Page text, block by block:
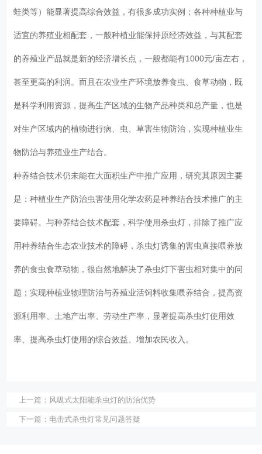
蛙类等）能显著提高综合效益，有很多成功实例；各种种植业与
适宜的养殖业相配套，一般种植业能保持原经济效益，与其配套
的养殖业产品就是新的经济增长点，一般都能有1000元/亩左右，
甚至更高的利润。而且在农业生产环境放养食虫、食草动物，既
是科学利用资源，提高生产区域的生物产品种类和总产量，也是
对生产区域内的植物进行病、虫、草害生物防治，实现种植业生
物防治与养殖业生产结合。
种养结合技术仍未能在大面积生产中推广应用，研究其原因主要
是：种植业生产防治虫害使用化学农药是种养结合技术推广的主
要障碍。与种养结合技术配套，科学使用杀虫灯，排除了推广应
用种养结合生态农业技术的障碍，杀虫灯诱集的害虫直接喂养放
养的食虫食草动物，很自然地解决了杀虫灯下害虫相对集中的问
题；实现种植业物理防治与养殖业活饲料收集喂养结合，提高资
源利用率、土地产出率、劳动生产率，显著提高杀虫灯使用效
率、提高杀虫灯使用的综合效益、增加农民收入。
上一篇： 风吸式太阳能杀虫灯的防治优势
下一篇： 电击式杀虫灯常见问题答疑